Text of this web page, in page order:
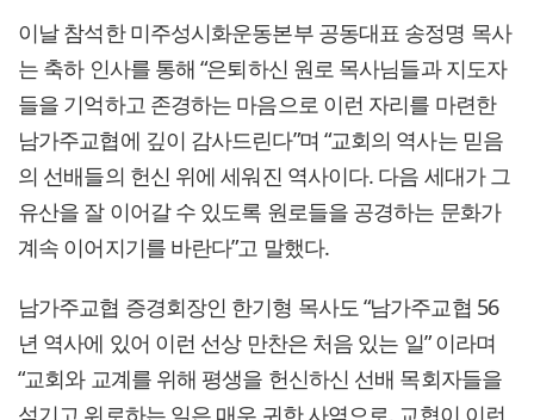
이날 참석한 미주성시화운동본부 공동대표 송정명 목사
는 축하 인사를 통해 “은퇴하신 원로 목사님들과 지도자
들을 기억하고 존경하는 마음으로 이런 자리를 마련한
남가주교협에 깊이 감사드린다”며 “교회의 역사는 믿음
의 선배들의 헌신 위에 세워진 역사이다. 다음 세대가 그
유산을 잘 이어갈 수 있도록 원로들을 공경하는 문화가
계속 이어지기를 바란다”고 말했다.
남가주교협 증경회장인 한기형 목사도 “남가주교협 56
년 역사에 있어 이런 선상 만찬은 처음 있는 일” 이라며
“교회와 교계를 위해 평생을 헌신하신 선배 목회자들을
섬기고 위로하는 일은 매우 귀한 사역으로, 교협이 이런